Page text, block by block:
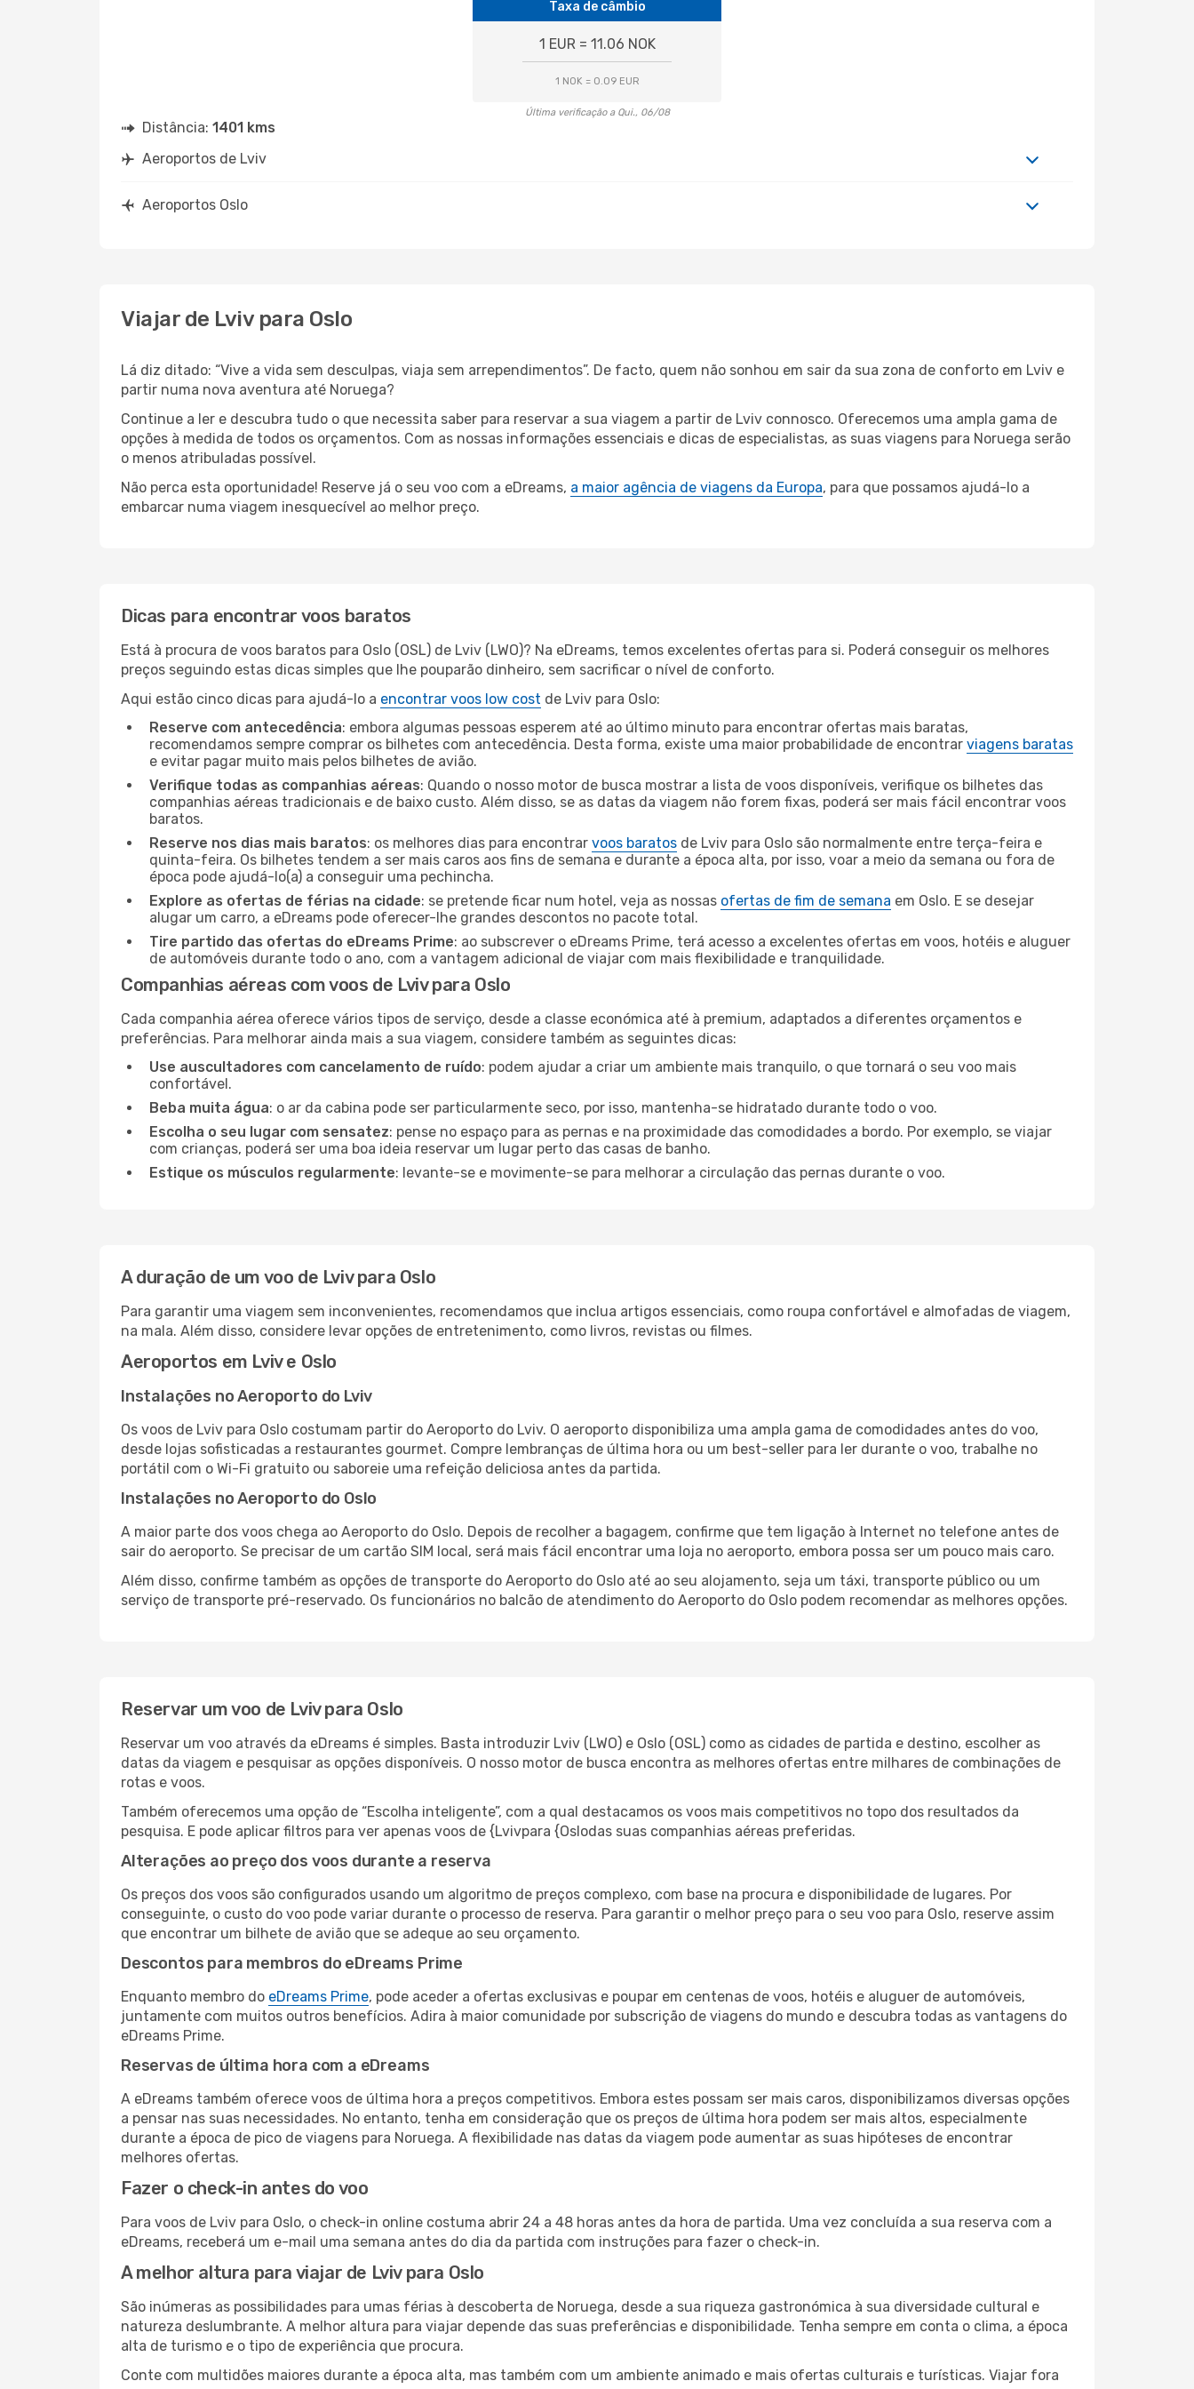
Taxa de câmbio
1 EUR = 11.06 NOK
1 NOK = 0.09 EUR
Última verificação a Qui., 06/08
Distância: 1401 kms
Aeroportos de Lviv
Aeroportos Oslo
Viajar de Lviv para Oslo
Lá diz ditado: “Vive a vida sem desculpas, viaja sem arrependimentos”. De facto, quem não sonhou em sair da sua zona de conforto em Lviv e
partir numa nova aventura até Noruega?
Continue a ler e descubra tudo o que necessita saber para reservar a sua viagem a partir de Lviv connosco. Oferecemos uma ampla gama de
opções à medida de todos os orçamentos. Com as nossas informações essenciais e dicas de especialistas, as suas viagens para Noruega serão
o menos atribuladas possível.
Não perca esta oportunidade! Reserve já o seu voo com a eDreams, a maior agência de viagens da Europa, para que possamos ajudá-lo a
embarcar numa viagem inesquecível ao melhor preço.
Dicas para encontrar voos baratos
Está à procura de voos baratos para Oslo (OSL) de Lviv (LWO)? Na eDreams, temos excelentes ofertas para si. Poderá conseguir os melhores
preços seguindo estas dicas simples que lhe pouparão dinheiro, sem sacrificar o nível de conforto.
Aqui estão cinco dicas para ajudá-lo a encontrar voos low cost de Lviv para Oslo:
Reserve com antecedência: embora algumas pessoas esperem até ao último minuto para encontrar ofertas mais baratas,
recomendamos sempre comprar os bilhetes com antecedência. Desta forma, existe uma maior probabilidade de encontrar viagens baratas
e evitar pagar muito mais pelos bilhetes de avião.
Verifique todas as companhias aéreas: Quando o nosso motor de busca mostrar a lista de voos disponíveis, verifique os bilhetes das
companhias aéreas tradicionais e de baixo custo. Além disso, se as datas da viagem não forem fixas, poderá ser mais fácil encontrar voos
baratos.
Reserve nos dias mais baratos: os melhores dias para encontrar voos baratos de Lviv para Oslo são normalmente entre terça-feira e
quinta-feira. Os bilhetes tendem a ser mais caros aos fins de semana e durante a época alta, por isso, voar a meio da semana ou fora de
época pode ajudá-lo(a) a conseguir uma pechincha.
Explore as ofertas de férias na cidade: se pretende ficar num hotel, veja as nossas ofertas de fim de semana em Oslo. E se desejar
alugar um carro, a eDreams pode oferecer-lhe grandes descontos no pacote total.
Tire partido das ofertas do eDreams Prime: ao subscrever o eDreams Prime, terá acesso a excelentes ofertas em voos, hotéis e aluguer
de automóveis durante todo o ano, com a vantagem adicional de viajar com mais flexibilidade e tranquilidade.
Companhias aéreas com voos de Lviv para Oslo
Cada companhia aérea oferece vários tipos de serviço, desde a classe económica até à premium, adaptados a diferentes orçamentos e
preferências. Para melhorar ainda mais a sua viagem, considere também as seguintes dicas:
Use auscultadores com cancelamento de ruído: podem ajudar a criar um ambiente mais tranquilo, o que tornará o seu voo mais
confortável.
Beba muita água: o ar da cabina pode ser particularmente seco, por isso, mantenha-se hidratado durante todo o voo.
Escolha o seu lugar com sensatez: pense no espaço para as pernas e na proximidade das comodidades a bordo. Por exemplo, se viajar
com crianças, poderá ser uma boa ideia reservar um lugar perto das casas de banho.
Estique os músculos regularmente: levante-se e movimente-se para melhorar a circulação das pernas durante o voo.
A duração de um voo de Lviv para Oslo
Para garantir uma viagem sem inconvenientes, recomendamos que inclua artigos essenciais, como roupa confortável e almofadas de viagem,
na mala. Além disso, considere levar opções de entretenimento, como livros, revistas ou filmes.
Aeroportos em Lviv e Oslo
Instalações no Aeroporto do Lviv
Os voos de Lviv para Oslo costumam partir do Aeroporto do Lviv. O aeroporto disponibiliza uma ampla gama de comodidades antes do voo,
desde lojas sofisticadas a restaurantes gourmet. Compre lembranças de última hora ou um best-seller para ler durante o voo, trabalhe no
portátil com o Wi-Fi gratuito ou saboreie uma refeição deliciosa antes da partida.
Instalações no Aeroporto do Oslo
A maior parte dos voos chega ao Aeroporto do Oslo. Depois de recolher a bagagem, confirme que tem ligação à Internet no telefone antes de
sair do aeroporto. Se precisar de um cartão SIM local, será mais fácil encontrar uma loja no aeroporto, embora possa ser um pouco mais caro.
Além disso, confirme também as opções de transporte do Aeroporto do Oslo até ao seu alojamento, seja um táxi, transporte público ou um
serviço de transporte pré-reservado. Os funcionários no balcão de atendimento do Aeroporto do Oslo podem recomendar as melhores opções.
Reservar um voo de Lviv para Oslo
Reservar um voo através da eDreams é simples. Basta introduzir Lviv (LWO) e Oslo (OSL) como as cidades de partida e destino, escolher as
datas da viagem e pesquisar as opções disponíveis. O nosso motor de busca encontra as melhores ofertas entre milhares de combinações de
rotas e voos.
Também oferecemos uma opção de “Escolha inteligente”, com a qual destacamos os voos mais competitivos no topo dos resultados da
pesquisa. E pode aplicar filtros para ver apenas voos de {Lvivpara {Oslodas suas companhias aéreas preferidas.
Alterações ao preço dos voos durante a reserva
Os preços dos voos são configurados usando um algoritmo de preços complexo, com base na procura e disponibilidade de lugares. Por
conseguinte, o custo do voo pode variar durante o processo de reserva. Para garantir o melhor preço para o seu voo para Oslo, reserve assim
que encontrar um bilhete de avião que se adeque ao seu orçamento.
Descontos para membros do eDreams Prime
Enquanto membro do eDreams Prime, pode aceder a ofertas exclusivas e poupar em centenas de voos, hotéis e aluguer de automóveis,
juntamente com muitos outros benefícios. Adira à maior comunidade por subscrição de viagens do mundo e descubra todas as vantagens do
eDreams Prime.
Reservas de última hora com a eDreams
A eDreams também oferece voos de última hora a preços competitivos. Embora estes possam ser mais caros, disponibilizamos diversas opções
a pensar nas suas necessidades. No entanto, tenha em consideração que os preços de última hora podem ser mais altos, especialmente
durante a época de pico de viagens para Noruega. A flexibilidade nas datas da viagem pode aumentar as suas hipóteses de encontrar
melhores ofertas.
Fazer o check-in antes do voo
Para voos de Lviv para Oslo, o check-in online costuma abrir 24 a 48 horas antes da hora de partida. Uma vez concluída a sua reserva com a
eDreams, receberá um e-mail uma semana antes do dia da partida com instruções para fazer o check-in.
A melhor altura para viajar de Lviv para Oslo
São inúmeras as possibilidades para umas férias à descoberta de Noruega, desde a sua riqueza gastronómica à sua diversidade cultural e
natureza deslumbrante. A melhor altura para viajar depende das suas preferências e disponibilidade. Tenha sempre em conta o clima, a época
alta de turismo e o tipo de experiência que procura.
Conte com multidões maiores durante a época alta, mas também com um ambiente animado e mais ofertas culturais e turísticas. Viajar fora